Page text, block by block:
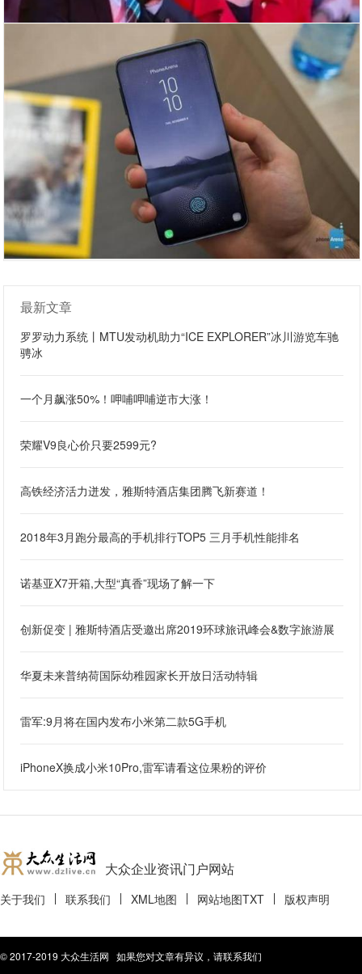
最新文章
罗罗动力系统丨MTU发动机助力“ICE EXPLORER”冰川游览车驰
骋冰
一个月飙涨50%！呷哺呷哺逆市大涨！
荣耀V9良心价只要2599元?
高铁经济活力迸发，雅斯特酒店集团腾飞新赛道！
2018年3月跑分最高的手机排行TOP5 三月手机性能排名
诺基亚X7开箱,大型“真香”现场了解一下
创新促变 | 雅斯特酒店受邀出席2019环球旅讯峰会&数字旅游展
华夏未来普纳荷国际幼稚园家长开放日活动特辑
雷军:9月将在国内发布小米第二款5G手机
iPhoneX换成小米10Pro,雷军请看这位果粉的评价
大众企业资讯门户网站
关于我们 联系我们 XML地图 网站地图TXT 版权声明
© 2017-2019 大众生活网 如果您对文章有异议，请联系我们